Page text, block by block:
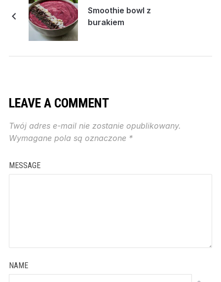
Smoothie bowl z
burakiem
LEAVE A COMMENT
Twój adres e-mail nie zostanie opublikowany.
Wymagane pola są oznaczone *
MESSAGE
NAME